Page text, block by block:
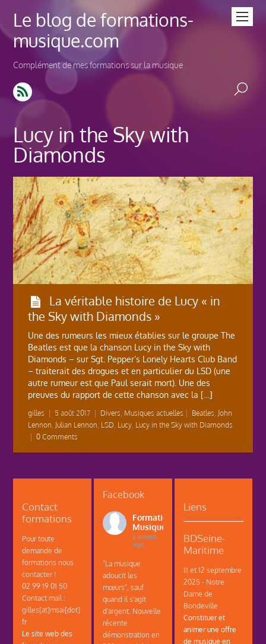
Le blog de formations-
musique.com
Complément de mes formations sur la musique
Lucy in the Sky with
Diamonds
La véritable histoire de Lucy « in
the Sky with Diamonds »
Une des rumeurs les mieux établies sur le groupe The
Beatles est que la chanson Lucy in the Sky with
Diamonds – sur Sgt. Pepper’s Lonely Hearts Club Band
– traiterait des drogues et en particulier du LSD (une
autre rumeur est que Paul serait mort). Une des
preuves du rapport de cette chanson avec la […]
gilles 5 août 2017 Divers Musiques actuelles Beatles
John
Lennon
Julian Lennon LSD Lucy Lucy in the Sky with Diamonds
0 Comments
Contact
formations
Pour toute
demande de
formations nous
contacter !
02 99 19 01 50
Contact mail :
gilles[at]msai[dot]
fr
Le site web des
Facebook
Formations
Musique
2 weeks
ago
"La musique
adoucit les
mœurs", sauf
quand il s'agit
d'argent. Nouvelle
récente
démonstration en
Liens
BDSeine-
Maritime
11 et 12 septembre
2025 - Notre
Dame de
Bondeville
Constituer et
animer une offre
de musique en